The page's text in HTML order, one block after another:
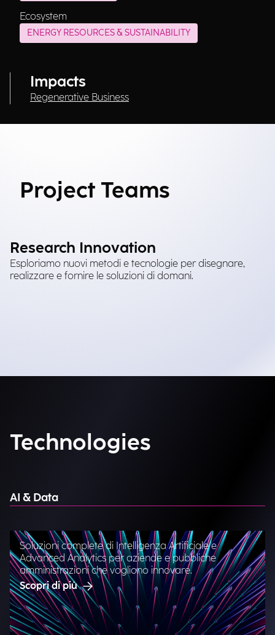
Ecosystem
ENERGY RESOURCES & SUSTAINABILITY
Impacts
Regenerative Business
Project Teams
Research Innovation
Esploriamo nuovi metodi e tecnologie per disegnare,
realizzare e fornire le soluzioni di domani.
Technologies
AI & Data
Soluzioni complete di Intelligenza Artificiale e
Advanced Analytics per aziende e pubbliche
amministrazioni che vogliono innovare.
Scopri di più